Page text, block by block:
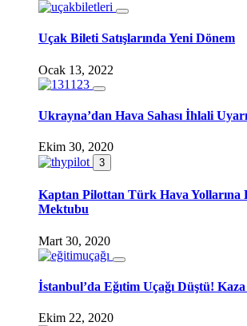
Uçak Bileti Satışlarında Yeni Dönem
Ocak 13, 2022
Ukrayna’dan Hava Sahası İhlali
Ekim 30, 2020
3
Kaptan Pilottan Türk Hava Yollarına
Mektubu
Mart 30, 2020
İstanbul’da Eğıtim Uçağı Düştü!
Ekim 22, 2020